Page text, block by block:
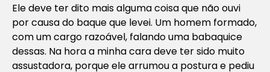
Ele deve ter dito mais alguma coisa que não ouvi
por causa do baque que levei. Um homem formado,
com um cargo razoável, falando uma babaquice
dessas. Na hora a minha cara deve ter sido muito
assustadora, porque ele arrumou a postura e pediu